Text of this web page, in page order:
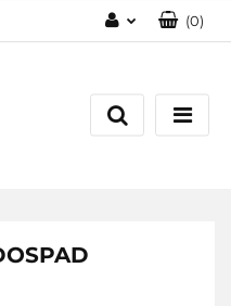
Zarejestruj się
Dodaj zgłoszenie
(0)